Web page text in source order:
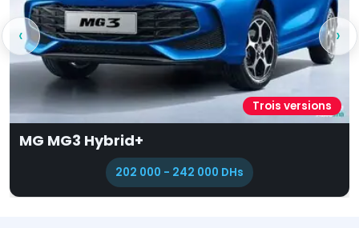
versions
Leapmotor T03
200 000 DHs
‹ ›